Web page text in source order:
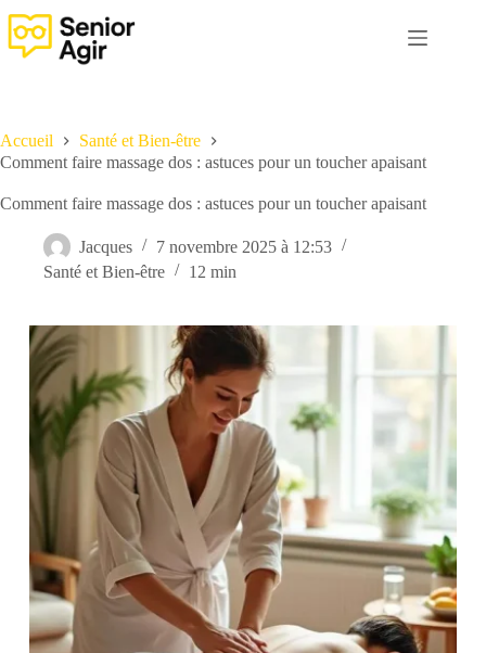
au
contenu
Accueil
Santé et Bien-être
Comment faire massage dos : astuces pour un toucher apaisant
Comment faire massage dos : astuces pour un toucher apaisant
Jacques
7 novembre 2025 à 12:53
Santé et Bien-être
12 min